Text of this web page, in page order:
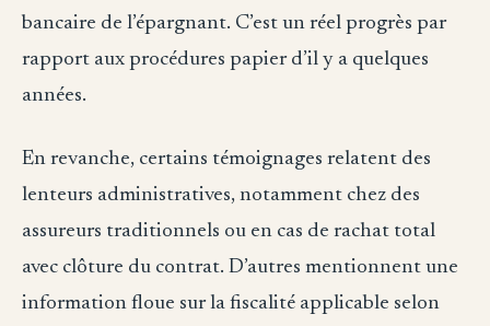
bancaire de l’épargnant. C’est un réel progrès par
rapport aux procédures papier d’il y a quelques
années.
En revanche, certains témoignages relatent des
lenteurs administratives, notamment chez des
assureurs traditionnels ou en cas de rachat total
avec clôture du contrat. D’autres mentionnent une
information floue sur la fiscalité applicable selon